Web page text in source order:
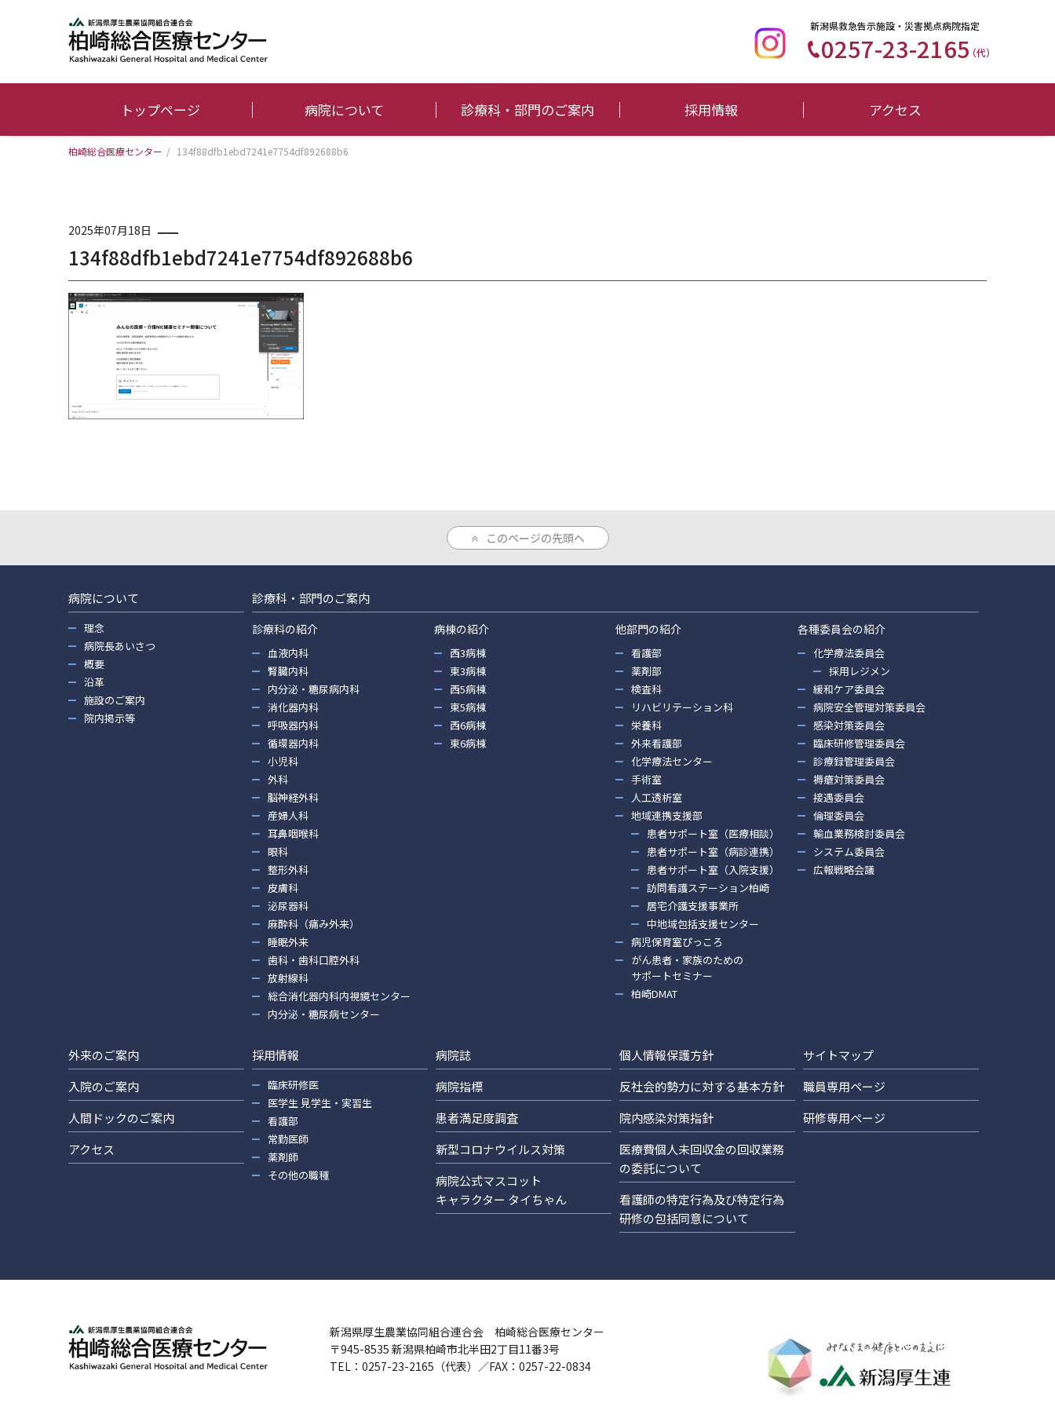
新潟県救急告示施設・災害拠点病院指定
0257-23-2165（代）
トップページ 病院について 診療科・部門のご案内 採用情報 アクセス
柏崎総合医療センター / 134f88dfb1ebd7241e7754df892688b6
2025年07月18日
134f88dfb1ebd7241e7754df892688b6
このページの先頭へ
病院について
理念
病院長あいさつ
概要
沿革
施設のご案内
院内掲示等
診療科・部門のご案内
診療科の紹介
血液内科
腎臓内科
内分泌・糖尿病内科
消化器内科
呼吸器内科
循環器内科
小児科
外科
脳神経外科
産婦人科
耳鼻咽喉科
眼科
整形外科
皮膚科
泌尿器科
麻酔科（痛み外来）
睡眠外来
歯科・歯科口腔外科
放射線科
総合消化器内科内視鏡センター
内分泌・糖尿病センター
病棟の紹介
西3病棟
東3病棟
西5病棟
東5病棟
西6病棟
東6病棟
他部門の紹介
看護部
薬剤部
検査科
リハビリテーション科
栄養科
外来看護部
化学療法センター
手術室
人工透析室
地域連携支援部
患者サポート室（医療相談）
患者サポート室（病診連携）
患者サポート室（入院支援）
訪問看護ステーション柏崎
居宅介護支援事業所
中地域包括支援センター
病児保育室ぴっころ
がん患者・家族のための
サポートセミナー
柏崎DMAT
各種委員会の紹介
化学療法委員会
採用レジメン
緩和ケア委員会
病院安全管理対策委員会
感染対策委員会
臨床研修管理委員会
診療録管理委員会
褥瘡対策委員会
接遇委員会
倫理委員会
輸血業務検討委員会
システム委員会
広報戦略会議
外来のご案内
入院のご案内
人間ドックのご案内
アクセス
採用情報
臨床研修医
医学生 見学生・実習生
看護部
常勤医師
薬剤師
その他の職種
病院誌
病院指標
患者満足度調査
新型コロナウイルス対策
病院公式マスコット
キャラクター タイちゃん
個人情報保護方針
反社会的勢力に対する基本方針
院内感染対策指針
医療費個人未回収金の回収業務
の委託について
看護師の特定行為及び特定行為
研修の包括同意について
サイトマップ
職員専用ページ
研修専用ページ
新潟県厚生農業協同組合連合会 柏崎総合医療センター
〒945-8535 新潟県柏崎市北半田2丁目11番3号
TEL：0257-23-2165（代表）／FAX：0257-22-0834